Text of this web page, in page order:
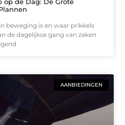
beweging is en waar prikkels
de dagelijkse gang van zaken
AANBIEDINGEN